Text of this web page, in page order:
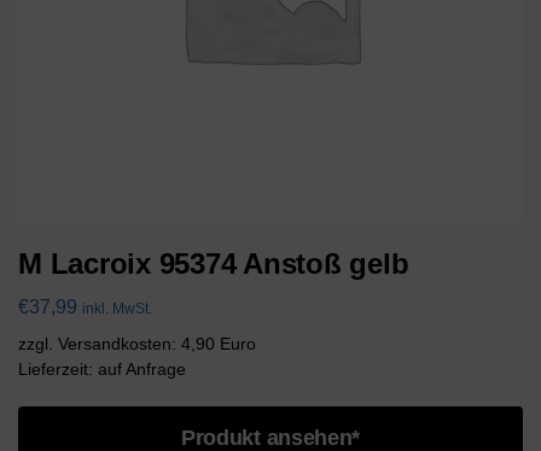
M Lacroix 95374 Anstoß gelb
€37,99 inkl. MwSt.
zzgl. Versandkosten: 4,90 Euro
Lieferzeit: auf Anfrage
Produkt ansehen*